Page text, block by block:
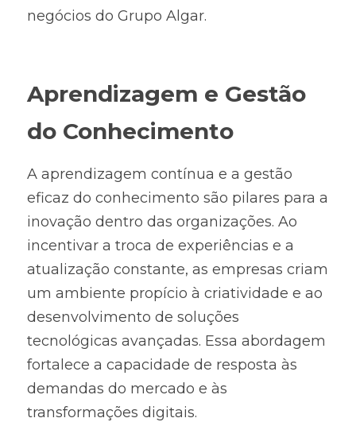
negócios do Grupo Algar.
Aprendizagem e Gestão
do Conhecimento
A aprendizagem contínua e a gestão
eficaz do conhecimento são pilares para a
inovação dentro das organizações. Ao
incentivar a troca de experiências e a
atualização constante, as empresas criam
um ambiente propício à criatividade e ao
desenvolvimento de soluções
tecnológicas avançadas. Essa abordagem
fortalece a capacidade de resposta às
demandas do mercado e às
transformações digitais.